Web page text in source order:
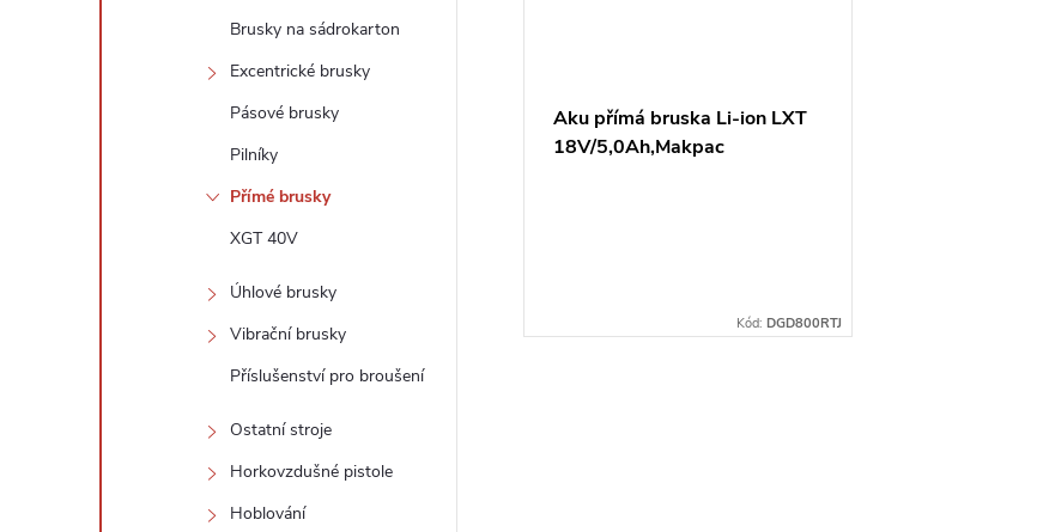
Brusky na sádrokarton
Excentrické brusky
Pásové brusky
Pilníky
Přímé brusky
XGT 40V
Úhlové brusky
Vibrační brusky
Příslušenství pro broušení
Ostatní stroje
Horkovzdušné pistole
Hoblování
Aku přímá bruska Li-ion LXT
18V/5,0Ah,Makpac
Kód:DGD800RTJ